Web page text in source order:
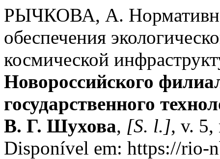
РЫЧКОВА, А.
обеспечения
космической
Новороссийского
государственного
В. Г. Шухова, [S. l.], v. 5,
Disponível em: https://rio-